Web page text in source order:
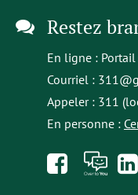
Restez
En ligne :
Courriel :
Appeler : 311
En personne :
Like À